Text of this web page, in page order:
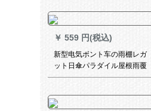
￥ 559 円(税込)
新型电気ボント车の雨棚レガ
ット日傘パラダイル屋根雨覆
い防风カバーバUV伞アプレッ
前雨カーンテン